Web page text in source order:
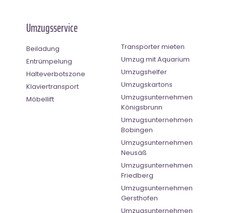
Umzugsservice
Beiladung
Entrümpelung
Halteverbotszone
Klaviertransport
Möbellift
Transporter mieten
Umzug mit Aquarium
Umzugshelfer
Umzugskartons
Umzugsunternehmen
Königsbrunn
Umzugsunternehmen
Bobingen
Umzugsunternehmen
Neusäß
Umzugsunternehmen
Friedberg
Umzugsunternehmen
Gersthofen
Umzugsunternehmen